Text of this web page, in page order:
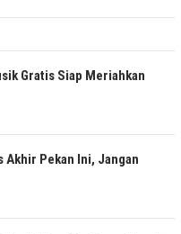
Gratis Siap Meriahkan
Akhir Pekan Ini, Jangan